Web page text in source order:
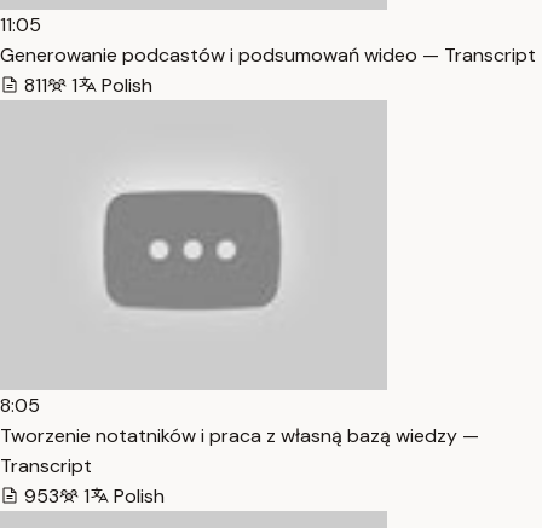
11:05
Generowanie podcastów i podsumowań wideo — Transcript
811
1 Polish
8:05
Tworzenie notatników i praca z własną bazą wiedzy —
Transcript
953
1 Polish